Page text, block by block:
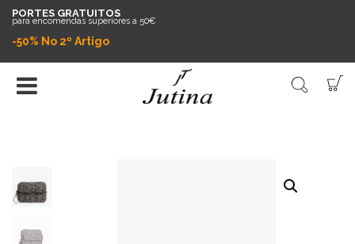
PORTES GRATUITOS
para encomendas superiores a 50€
-50% No 2º Artigo